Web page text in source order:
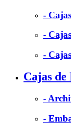
-
-
-
Cajas
-
-